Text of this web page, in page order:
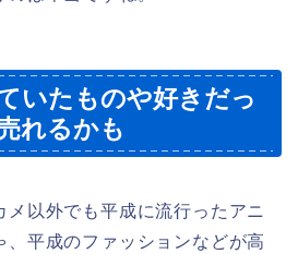
いたものや好きだっ
れるかも
メ以外でも平成に流行ったアニ
、平成のファッションなどが高